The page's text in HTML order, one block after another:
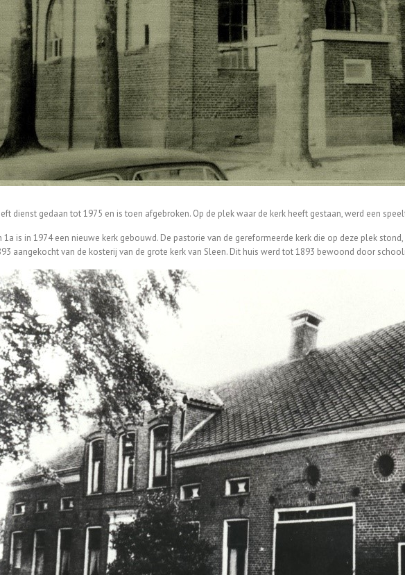
dienst gedaan tot 1975 en is toen afgebroken. Op de plek waar de kerk heeft gestaan, werd een
1a is in 1974 een nieuwe kerk gebouwd. De pastorie van de gereformeerde kerk die op deze plek
aangekocht van de kosterij van de grote kerk van Sleen. Dit huis werd tot 1893 bewoond door